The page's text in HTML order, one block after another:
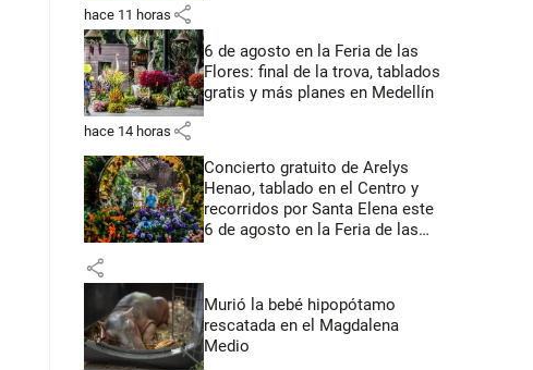
hace 11 horas share
6 de agosto en la Feria de las
Flores: final de la trova, tablados
gratis y más planes en Medellín
hace 14 horas share
Concierto gratuito de Arelys
Henao, tablado en el Centro y
recorridos por Santa Elena este
6 de agosto en la Feria de las
share
Murió la bebé hipopótamo
rescatada en el Magdalena
Medio